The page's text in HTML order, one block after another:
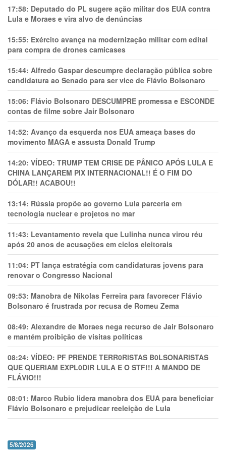
17:58: Deputado do PL sugere ação militar dos EUA contra
Lula e Moraes e vira alvo de denúncias
15:55: Exército avança na modernização militar com edital
para compra de drones camicases
15:44: Alfredo Gaspar descumpre declaração pública sobre
candidatura ao Senado para ser vice de Flávio Bolsonaro
15:06: Flávio Bolsonaro DESCUMPRE promessa e ESCONDE
contas de filme sobre Jair Bolsonaro
14:52: Avanço da esquerda nos EUA ameaça bases do
movimento MAGA e assusta Donald Trump
14:20: VÍDEO: TRUMP TEM CRlSE DE PÂNlCO APÓS LULA E
CHINA LANÇAREM PIX INTERNACIONAL!! É O FIM DO
DÓLAR!! ACABOU!!
13:14: Rússia propõe ao governo Lula parceria em
tecnologia nuclear e projetos no mar
11:43: Levantamento revela que Lulinha nunca virou réu
após 20 anos de acusações em ciclos eleitorais
11:04: PT lança estratégia com candidaturas jovens para
renovar o Congresso Nacional
09:53: Manobra de Nikolas Ferreira para favorecer Flávio
Bolsonaro é frustrada por recusa de Romeu Zema
08:49: Alexandre de Moraes nega recurso de Jair Bolsonaro
e mantém proibição de visitas políticas
08:24: VÍDEO: PF PRENDE TERR0RlSTAS B0LSONARlSTAS
QUE QUERIAM EXPL0DlR LULA E O STF!!! A MANDO DE
FLÁVIO!!!
08:01: Marco Rubio lidera manobra dos EUA para beneficiar
Flávio Bolsonaro e prejudicar reeleição de Lula
5/8/2026